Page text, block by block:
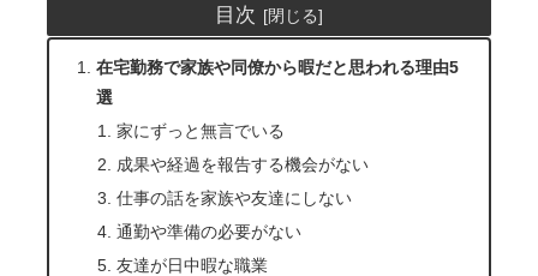
目次
在宅勤務で家族や同僚から暇だと思われる理由5
選
家にずっと無言でいる
成果や経過を報告する機会がない
仕事の話を家族や友達にしない
通勤や準備の必要がない
友達が日中暇な職業